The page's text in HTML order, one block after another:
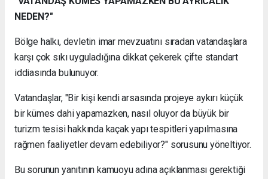
NEDEN?"
Bölge halkı, devletin imar mevzuatını sıradan vatandaşlara
karşı çok sıkı uyguladığına dikkat çekerek çifte standart
iddiasında bulunuyor.
Vatandaşlar, "Bir kişi kendi arsasında projeye aykırı küçük
bir kümes dahi yapamazken, nasıl oluyor da büyük bir
turizm tesisi hakkında kaçak yapı tespitleri yapılmasına
rağmen faaliyetler devam edebiliyor?" sorusunu yöneltiyor.
Bu sorunun yanıtının kamuoyu adına açıklanması gerektiği